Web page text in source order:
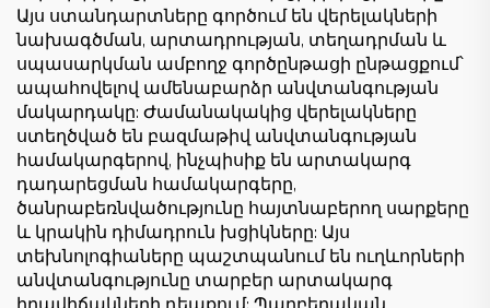
Այս ստանդարտները գործում են վերելակների
նախագծման, արտադրության, տեղադրման և
սպասարկման ամբողջ գործընթացի ընթացքում՝
ապահովելով ամենաբարձր անվտանգության
մակարդակը: Ժամանակակից վերելակները
ստեղծված են բազմաթիվ անվտանգության
համակարգերով, ինչպիսիք են արտակարգ
դադարեցման համակարգերը,
ծանրաբեռնվածությունը հայտնաբերող սարքերը
և կրակին դիմադրուն խցիկները: Այս
տեխնոլոգիաները պաշտպանում են ուղևորների
անվտանգությունը տարբեր արտակարգ